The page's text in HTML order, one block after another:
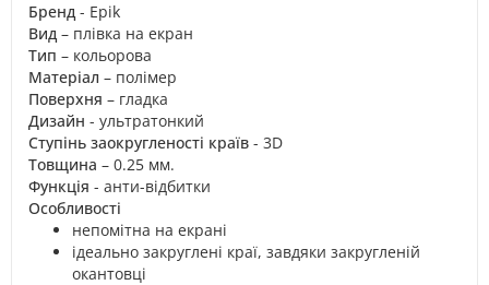
Бренд - Epik
Вид – плівка на екран
Тип – кольорова
Матеріал – полімер
Поверхня – гладка
Дизайн - ультратонкий
Ступінь заокругленості країв - 3D
Товщина – 0.25 мм.
Функція - анти-відбитки
Особливості
непомітна на екрані
ідеально закруглені краї, завдяки закругленій
окантовці